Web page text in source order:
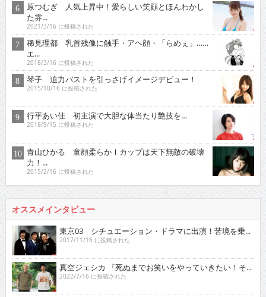
原つむぎ 人気上昇中！愛らしい笑顔とほんわかし
た雰...
2021/3/16 に投稿された
稀見理都 乳首残像に触手・アヘ顔・「らめぇ」……
エ...
2018/3/16 に投稿された
琴子 迫力バストを引っさげイメージデビュー！
2015/10/16 に投稿された
行平あい佳 初主演で大胆な体当たり艶技を…
2018/9/15 に投稿された
青山ひかる 童顔柔らかＩカップは天下無敵の破壊
力！...
2015/2/16 に投稿された
オススメインタビュー
東京03 シチュエーション・ドラマに出演！苦境を乗...
2017/11/16 に投稿された
真空ジェシカ 『死ぬまでお笑いをやっていきたい！そ...
2022/7/16 に投稿された